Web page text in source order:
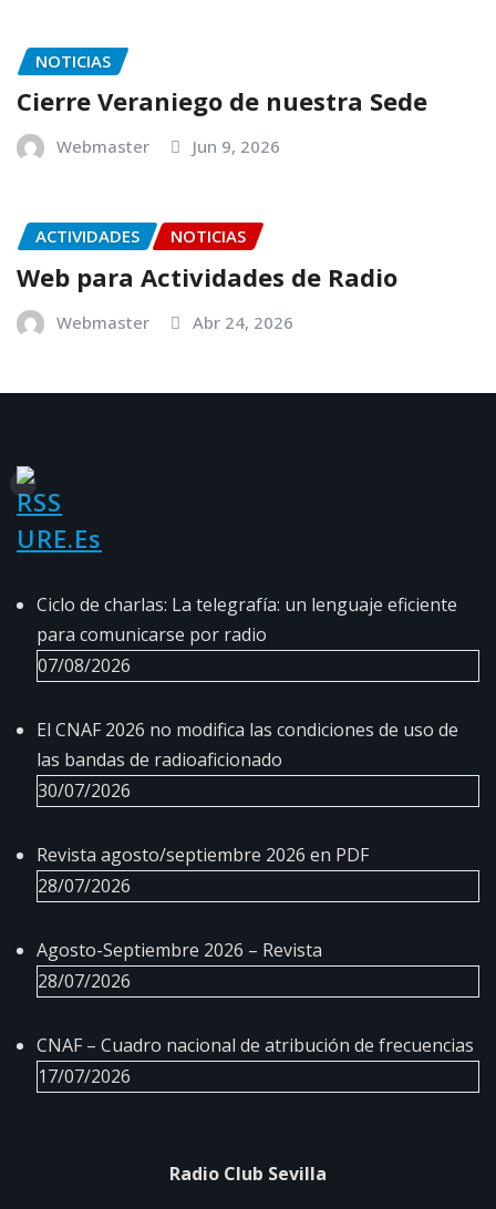
NOTICIAS
Cierre Veraniego de nuestra Sede
Webmaster Jun 9, 2026
ACTIVIDADES NOTICIAS
Web para Actividades de Radio
Webmaster Abr 24, 2026
URE.es
Ciclo de charlas: La telegrafía: un lenguaje eficiente
para comunicarse por radio
07/08/2026
El CNAF 2026 no modifica las condiciones de uso de
las bandas de radioaficionado
30/07/2026
Revista agosto/septiembre 2026 en PDF
28/07/2026
Agosto-Septiembre 2026 – Revista
28/07/2026
CNAF – Cuadro nacional de atribución de frecuencias
17/07/2026
Radio Club Sevilla